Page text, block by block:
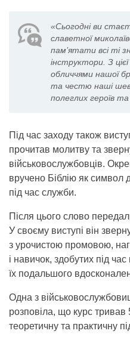
«Сьогодні ви
славетної
пам’ятати всі ті
інструктори. З
обличчями нашої
та честю наші
полеглих героїв
Під час заходу також
прочитав молитву та
військовослужбовців.
вручено Біблію як символ
під час служби.
Після цього слово
У своєму виступі він
з урочистою промовою,
і навичок, здобутих під
їх подальшого
Одна з
розповіла, що курс тривав
теоретичну та практичну